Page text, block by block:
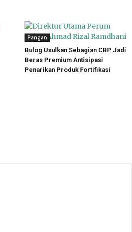
Pangan
Bulog Usulkan Sebagian CBP Jadi
Beras Premium Antisipasi
Penarikan Produk Fortifikasi